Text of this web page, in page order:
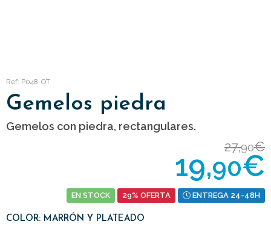
Ref: P048-OT
Gemelos piedra
Gemelos con piedra, rectangulares.
27,90€
19,90€
EN STOCK 29% OFERTA ENTREGA 24-48H
COLOR: MARRÓN Y PLATEADO